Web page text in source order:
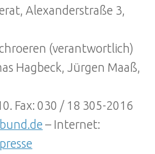
Alexanderstraße 3,
(verantwortlich)
Hagbeck, Jürgen Maaß,
Fax: 030 / 18 305-2016
– Internet: